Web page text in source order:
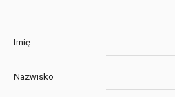
Imię
Nazwisko